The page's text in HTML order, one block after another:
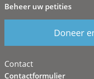
Beheer uw petities
Doneer
Contact
Contactformulier